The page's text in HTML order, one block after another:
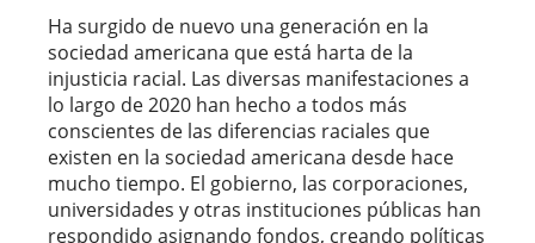
Ha surgido de nuevo una generación en la
sociedad americana que está harta de la
injusticia racial. Las diversas manifestaciones a
lo largo de 2020 han hecho a todos más
conscientes de las diferencias raciales que
existen en la sociedad americana desde hace
mucho tiempo. El gobierno, las corporaciones,
universidades y otras instituciones públicas han
respondido asignando fondos, creando políticas